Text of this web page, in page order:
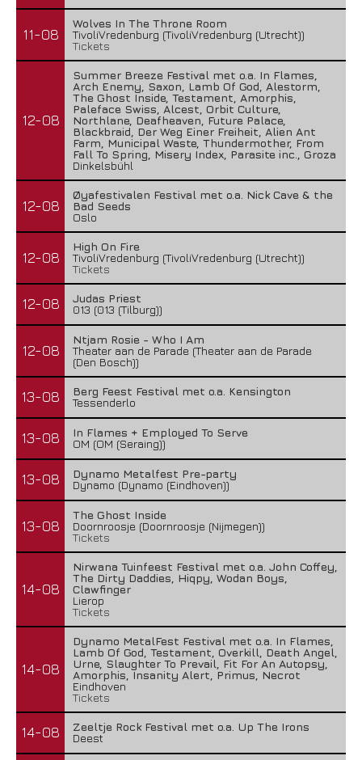
11-08
Wolves In The Throne Room
TivoliVredenburg (TivoliVredenburg (Utrecht))
Tickets
12-08
Summer Breeze Festival met o.a. In Flames,
Arch Enemy, Saxon, Lamb Of God, Alestorm,
The Ghost Inside, Testament, Amorphis,
Paleface Swiss, Alcest, Orbit Culture,
Northlane, Deafheaven, Future Palace,
Blackbraid, Der Weg Einer Freiheit, Alien Ant
Farm, Municipal Waste, Thundermother, From
Fall To Spring, Misery Index, Parasite inc., Groza
Dinkelsbühl
12-08
Øyafestivalen Festival met o.a. Nick Cave & the
Bad Seeds
Oslo
12-08
High On Fire
TivoliVredenburg (TivoliVredenburg (Utrecht))
Tickets
12-08
Judas Priest
013 (013 (Tilburg))
12-08
Ntjam Rosie - Who I Am
Theater aan de Parade (Theater aan de Parade
(Den Bosch))
13-08
Berg Feest Festival met o.a. Kensington
Tessenderlo
13-08
In Flames + Employed To Serve
OM (OM (Seraing))
13-08
Dynamo Metalfest Pre-party
Dynamo (Dynamo (Eindhoven))
13-08
The Ghost Inside
Doornroosje (Doornroosje (Nijmegen))
Tickets
14-08
Nirwana Tuinfeest Festival met o.a. John Coffey,
The Dirty Daddies, Hiqpy, Wodan Boys,
Clawfinger
Lierop
Tickets
14-08
Dynamo MetalFest Festival met o.a. In Flames,
Lamb Of God, Testament, Overkill, Death Angel,
Urne, Slaughter To Prevail, Fit For An Autopsy,
Amorphis, Insanity Alert, Primus, Necrot
Eindhoven
Tickets
14-08
Zeeltje Rock Festival met o.a. Up The Irons
Deest